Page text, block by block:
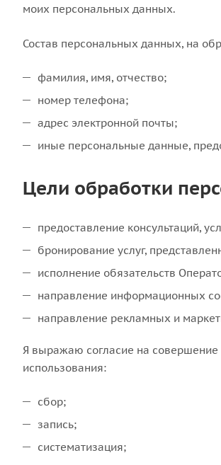
моих персональных данных.
Состав персональных данных, на
фамилия, имя, отчество;
номер телефона;
адрес электронной почты;
иные персональные данные,
Цели обработки
предоставление консультаций,
бронирование услуг,
исполнение обязательств
направление информационных
направление рекламных и
Я выражаю согласие на совершение
использования:
сбор;
запись;
систематизация;